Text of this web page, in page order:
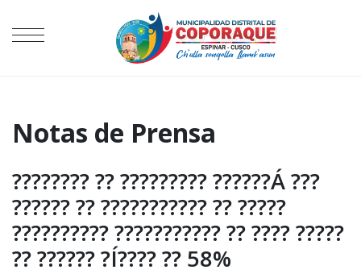
Notas de Prensa
???????? ?? ????????? ??????Á ???
?????? ?? ??????????? ?? ?????
?????????? ??????????? ?? ???? ?????
?? ?????? ?Í???? ?? 58%